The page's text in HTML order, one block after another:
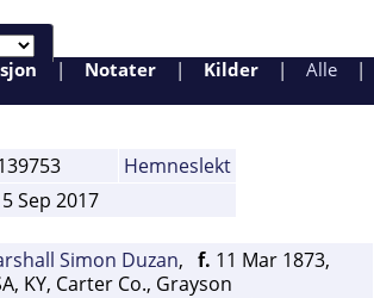
| Notater | Kilder | Alle |
Hemneslekt
Sep 2017
Simon Duzan, f. 11 Mar 1873,
KY, Carter Co., Grayson